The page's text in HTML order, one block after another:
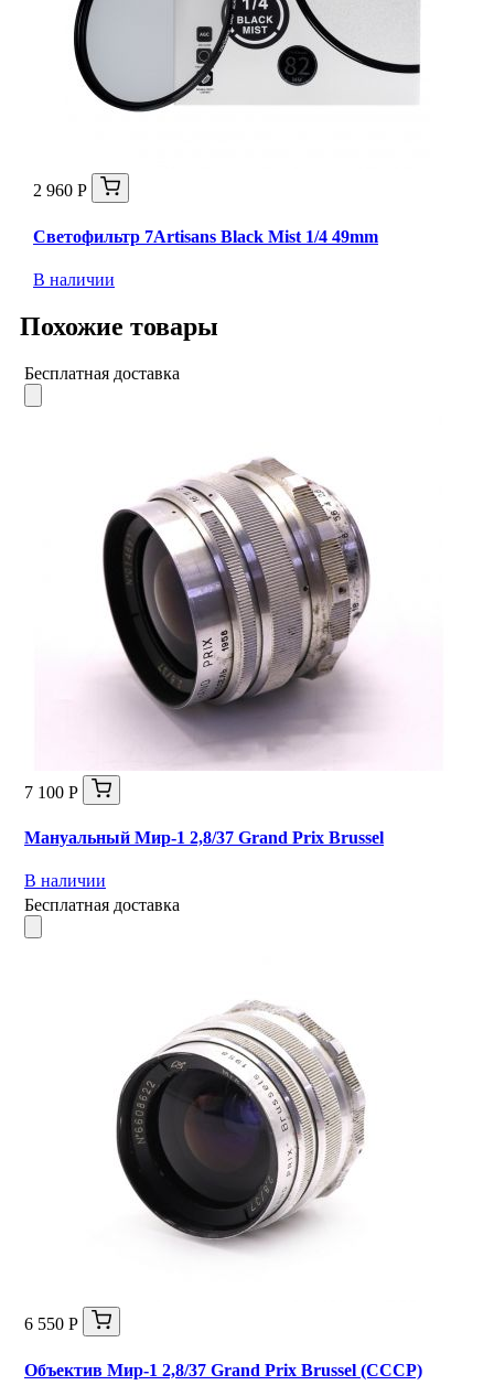
2 960 Р
Светофильтр 7Artisans Black Mist 1/4 49mm
В наличии
Похожие товары
Бесплатная доставка
7 100 Р
Мануальный Мир-1 2,8/37 Grand Prix Brussel
В наличии
Бесплатная доставка
6 550 Р
Объектив Мир-1 2,8/37 Grand Prix Brussel (СССР)